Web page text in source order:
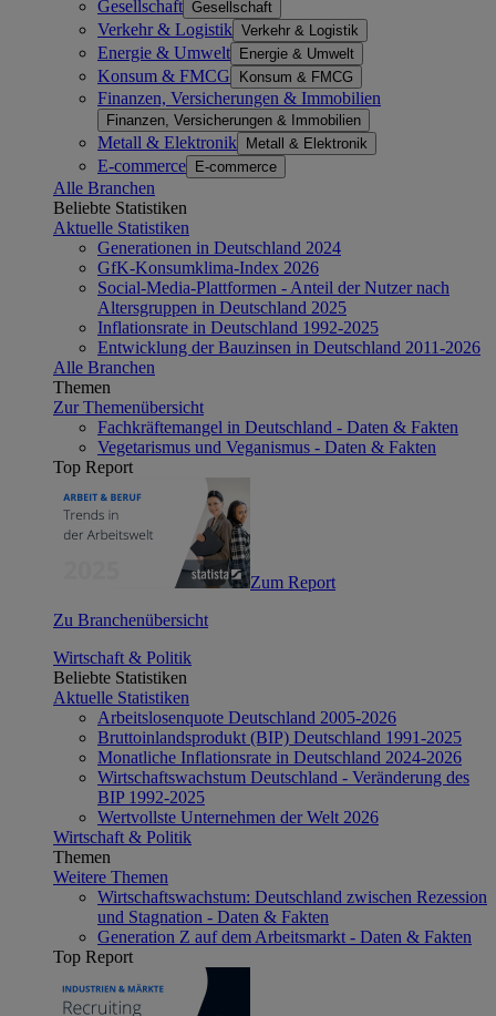
Gesellschaft Gesellschaft
Verkehr & Logistik Verkehr & Logistik
Energie & Umwelt Energie & Umwelt
Konsum & FMCG Konsum & FMCG
Finanzen, Versicherungen & Immobilien
Finanzen, Versicherungen & Immobilien
Metall & Elektronik Metall & Elektronik
E-commerce E-commerce
Alle Branchen
Beliebte Statistiken
Aktuelle Statistiken
Generationen in Deutschland 2024
GfK-Konsumklima-Index 2026
Social-Media-Plattformen - Anteil der Nutzer nach
Altersgruppen in Deutschland 2025
Inflationsrate in Deutschland 1992-2025
Entwicklung der Bauzinsen in Deutschland 2011-2026
Alle Branchen
Themen
Zur Themenübersicht
Fachkräftemangel in Deutschland - Daten & Fakten
Vegetarismus und Veganismus - Daten & Fakten
Top Report
Zum Report
Zu Branchenübersicht
Wirtschaft & Politik
Beliebte Statistiken
Aktuelle Statistiken
Arbeitslosenquote Deutschland 2005-2026
Bruttoinlandsprodukt (BIP) Deutschland 1991-2025
Monatliche Inflationsrate in Deutschland 2024-2026
Wirtschaftswachstum Deutschland - Veränderung des
BIP 1992-2025
Wertvollste Unternehmen der Welt 2026
Wirtschaft & Politik
Themen
Weitere Themen
Wirtschaftswachstum: Deutschland zwischen Rezession
und Stagnation - Daten & Fakten
Generation Z auf dem Arbeitsmarkt - Daten & Fakten
Top Report